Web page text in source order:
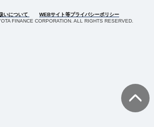
いについて
WEBサイト等プライバシーポリシー
FINANCE CORPORATION. ALL RIGHTS RESERVED.